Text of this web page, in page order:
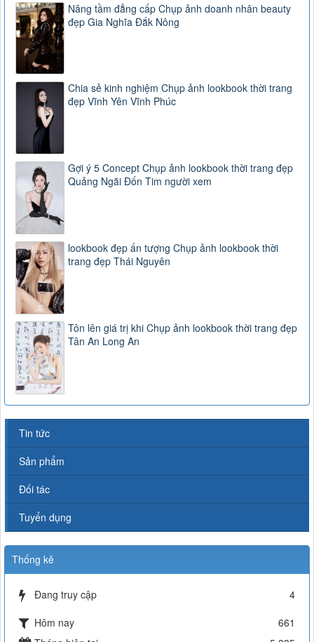
Nâng tầm đẳng cấp Chụp ảnh doanh nhân beauty
đẹp Gia Nghĩa Đắk Nông
Chia sẻ kinh nghiệm Chụp ảnh lookbook thời trang
đẹp Vĩnh Yên Vĩnh Phúc
Gợi ý 5 Concept Chụp ảnh lookbook thời trang đẹp
Quảng Ngãi Đốn Tim người xem
lookbook đẹp ấn tượng Chụp ảnh lookbook thời
trang đẹp Thái Nguyên
Tôn lên giá trị khi Chụp ảnh lookbook thời trang đẹp
Tân An Long An
Tin tức
Sản phẩm
Đối tác
Tuyển dụng
Thống kê
Đang truy cập
4
Hôm nay
661